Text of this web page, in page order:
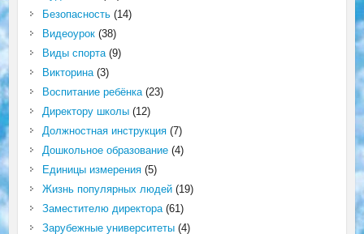
Безопасность(14)
Видеоурок(38)
Виды спорта(9)
Викторина(3)
Воспитание ребёнка(23)
Директору школы(12)
Должностная инструкция(7)
Дошкольное образование(4)
Единицы измерения(5)
Жизнь популярных людей(19)
Заместителю директора(61)
Зарубежные университеты(4)